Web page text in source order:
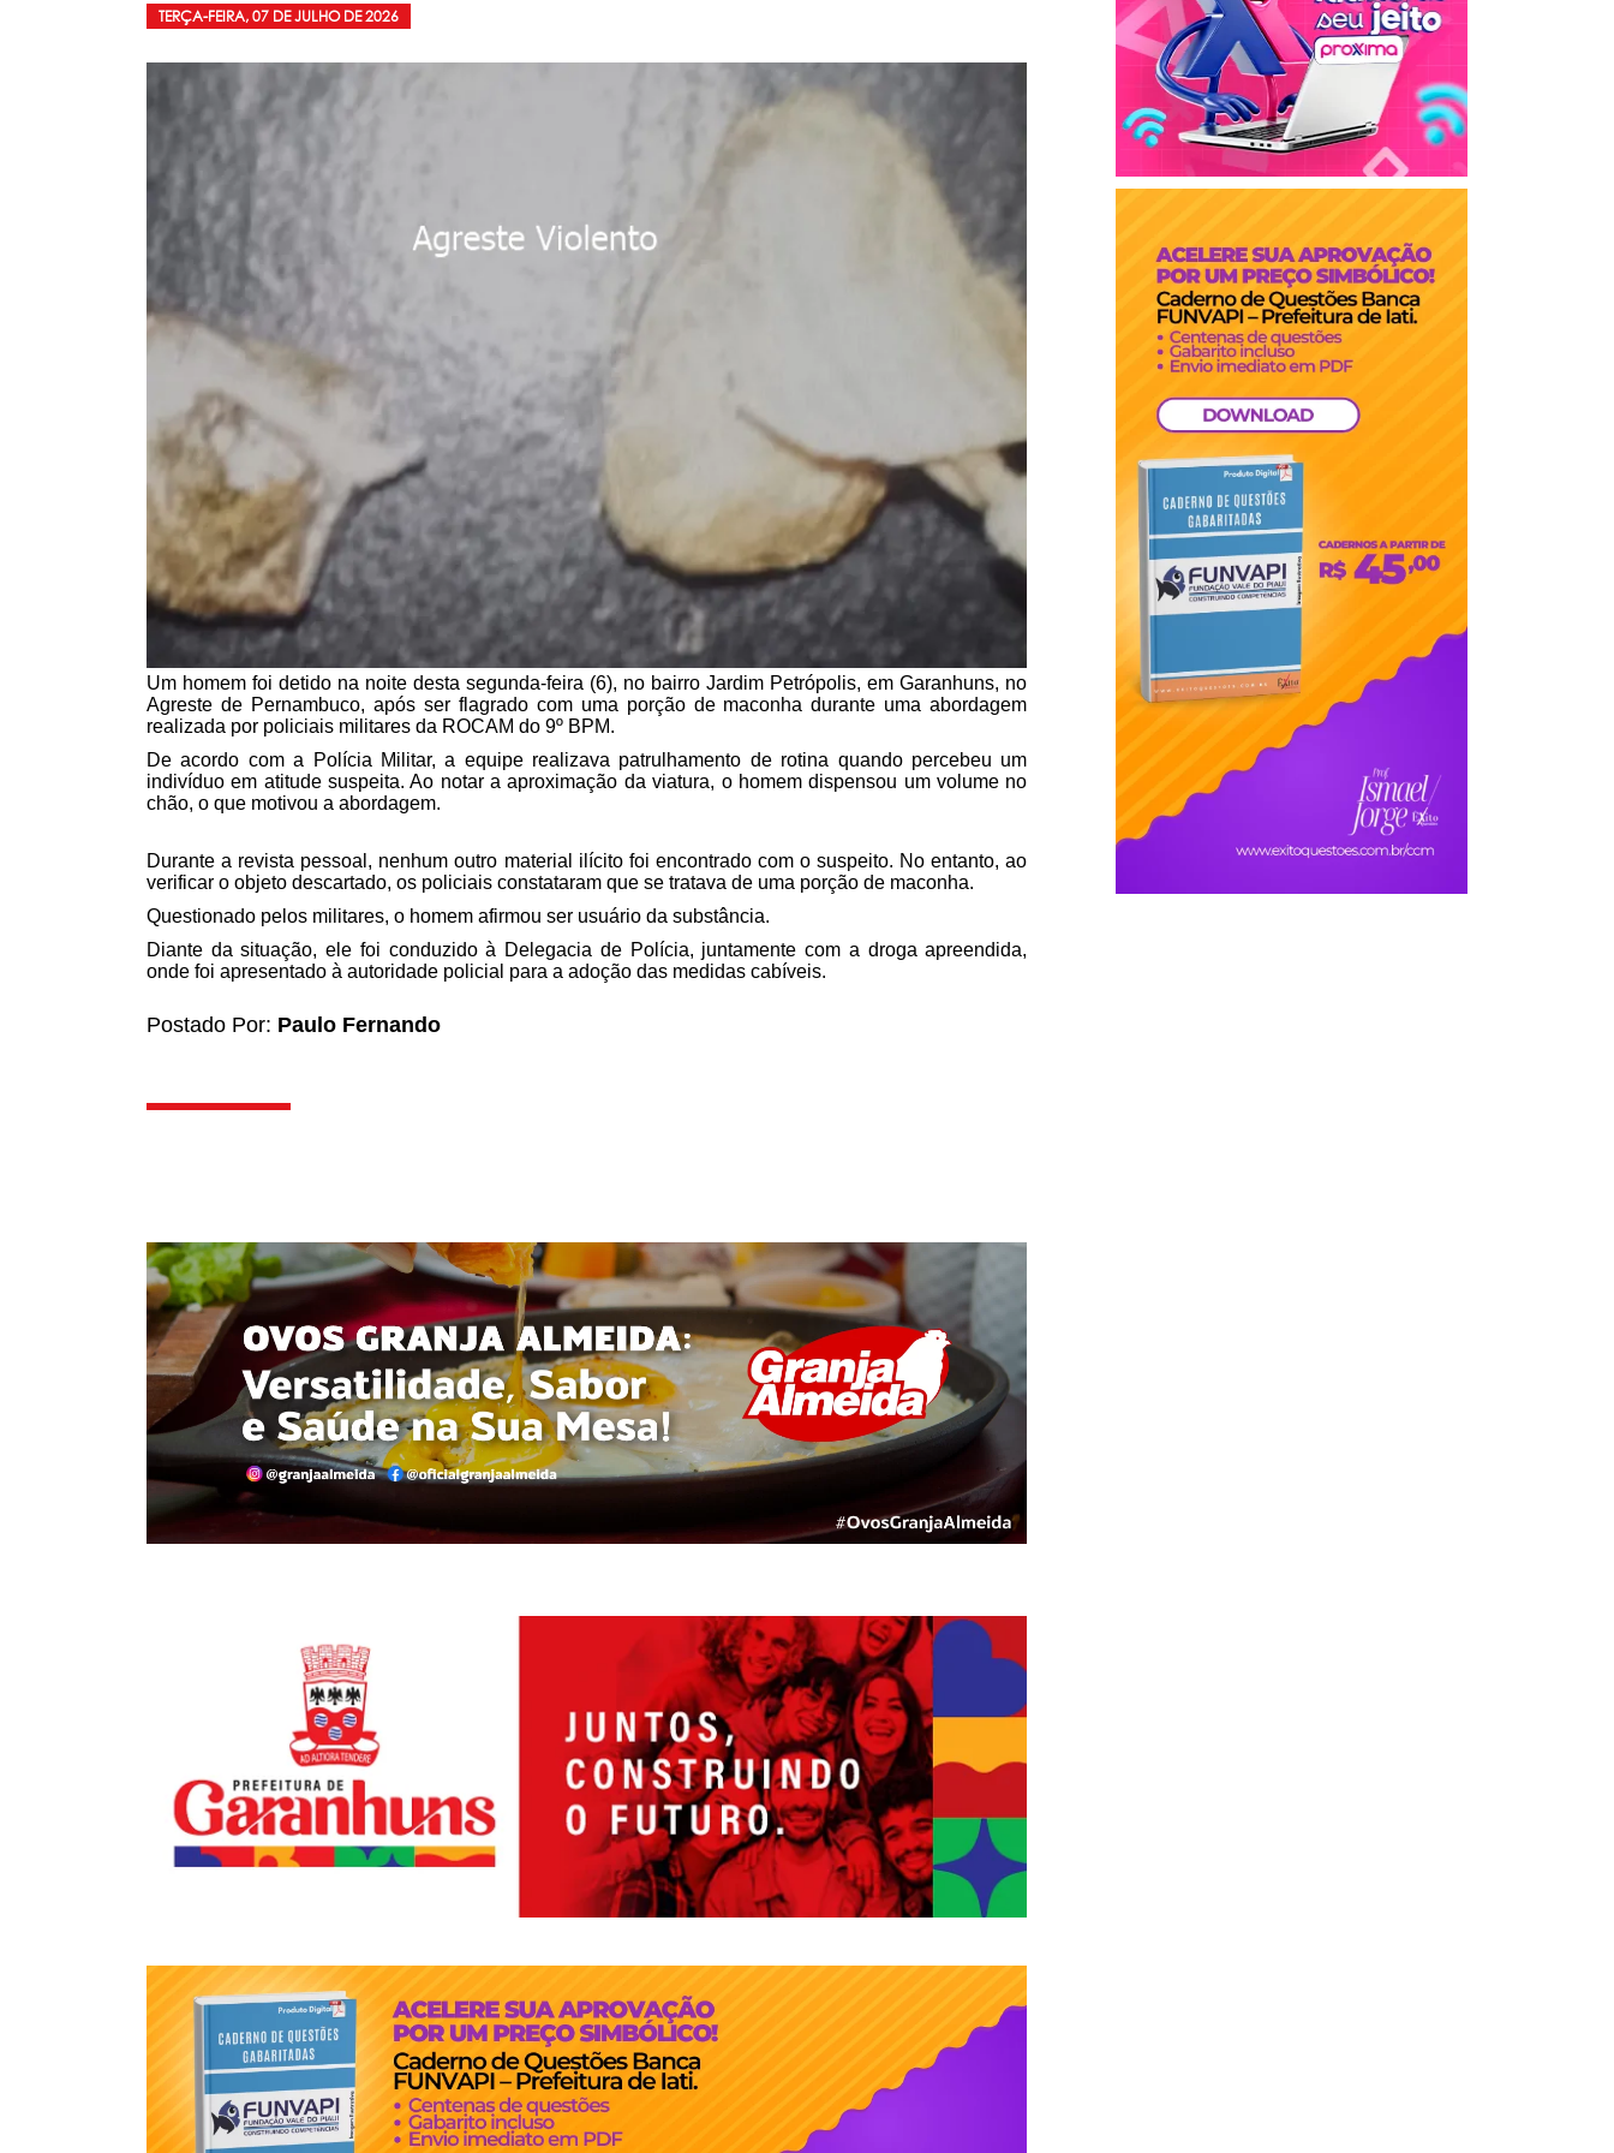
TERÇA-FEIRA, 07 DE JULHO DE 2026
Um homem foi detido na noite desta segunda-feira (6), no bairro Jardim Petrópolis, em Garanhuns, no
Agreste de Pernambuco, após ser flagrado com uma porção de maconha durante uma abordagem
realizada por policiais militares da ROCAM do 9º BPM.
De acordo com a Polícia Militar, a equipe realizava patrulhamento de rotina quando percebeu um
indivíduo em atitude suspeita. Ao notar a aproximação da viatura, o homem dispensou um volume no
chão, o que motivou a abordagem.
Durante a revista pessoal, nenhum outro material ilícito foi encontrado com o suspeito. No entanto, ao
verificar o objeto descartado, os policiais constataram que se tratava de uma porção de maconha.
Questionado pelos militares, o homem afirmou ser usuário da substância.
Diante da situação, ele foi conduzido à Delegacia de Polícia, juntamente com a droga apreendida,
onde foi apresentado à autoridade policial para a adoção das medidas cabíveis.
Postado Por: Paulo Fernando